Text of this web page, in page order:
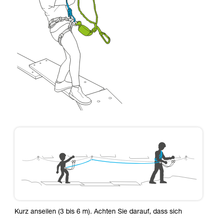
Kurz anseilen (3 bis 6 m). Achten Sie darauf, dass sich